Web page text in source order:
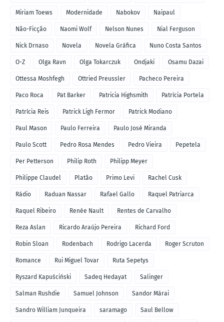
Miriam Toews Modernidade Nabokov Naipaul
Não-Ficção Naomi Wolf Nelson Nunes Nial Ferguson
Nick Drnaso Novela Novela Gráfica Nuno Costa Santos
O-Z Olga Ravn Olga Tokarczuk Ondjaki Osamu Dazai
Ottessa Moshfegh Ottried Preussler Pacheco Pereira
Paco Roca Pat Barker Patricia Highsmith Patrícia Portela
Patrícia Reis Patrick Ligh Fermor Patrick Modiano
Paul Mason Paulo Ferreira Paulo José Miranda
Paulo Scott Pedro Rosa Mendes Pedro Vieira Pepetela
Per Petterson Philip Roth Philipp Meyer
Philippe Claudel Platão Primo Levi Rachel Cusk
Rádio Raduan Nassar Rafael Gallo Raquel Patriarca
Raquel Ribeiro Renée Nault Rentes de Carvalho
Reza Aslan Ricardo Araújo Pereira Richard Ford
Robin Sloan Rodenbach Rodrigo Lacerda Roger Scruton
Romance Rui Miguel Tovar Ruta Sepetys
Ryszard Kapuściński Sadeq Hedayat Salinger
Salman Rushdie Samuel Johnson Sandor Márai
Sandro William Junqueira saramago Saul Bellow